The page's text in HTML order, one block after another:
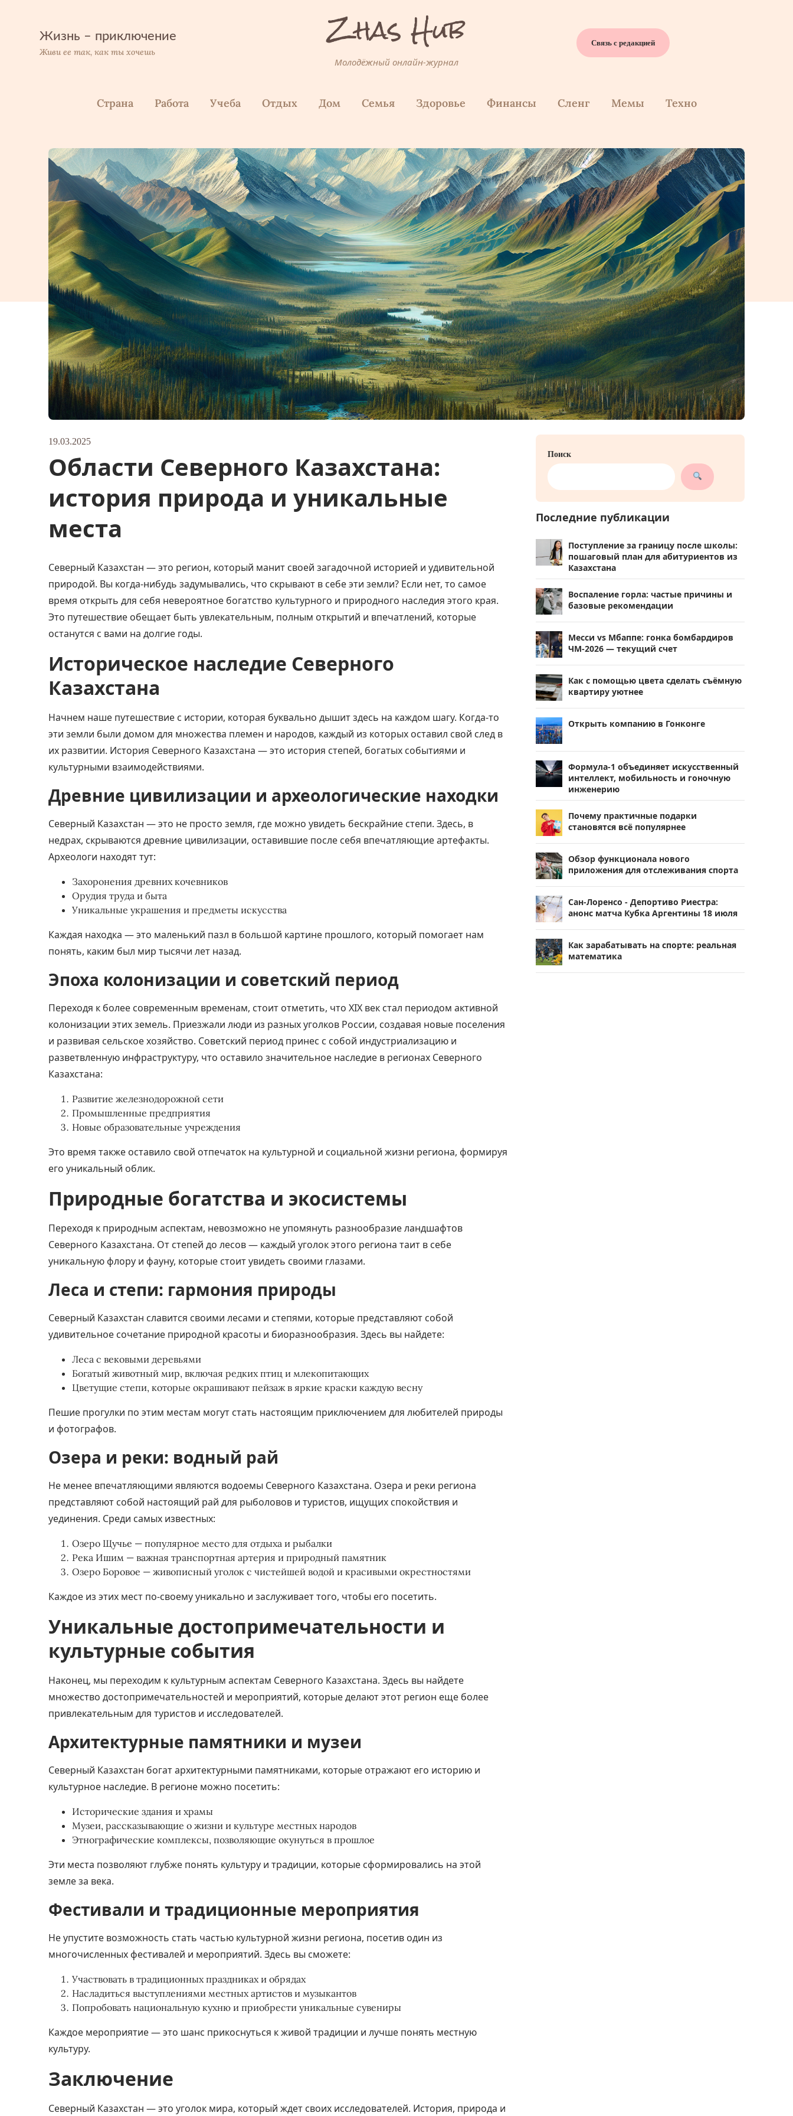
содержимомуЖизнь – приключение
Живи ее так, как ты хочешь Zhas Hub
Молодёжный онлайн-журнал
Связь с редакцией
Страна Работа Учеба Отдых Дом Семья Здоровье Финанcы Сленг Мемы Техно
19.03.2025
Области Северного Казахстана:
история природа и уникальные
места
Северный Казахстан — это регион, который манит своей загадочной историей и удивительной
природой. Вы когда-нибудь задумывались, что скрывают в себе эти земли? Если нет, то самое
время открыть для себя невероятное богатство культурного и природного наследия этого края.
Это путешествие обещает быть увлекательным, полным открытий и впечатлений, которые
останутся с вами на долгие годы.
Историческое наследие Северного
Казахстана
Начнем наше путешествие с истории, которая буквально дышит здесь на каждом шагу. Когда-то
эти земли были домом для множества племен и народов, каждый из которых оставил свой след в
их развитии. История Северного Казахстана — это история степей, богатых событиями и
культурными взаимодействиями.
Древние цивилизации и археологические находки
Северный Казахстан — это не просто земля, где можно увидеть бескрайние степи. Здесь, в
недрах, скрываются древние цивилизации, оставившие после себя впечатляющие артефакты.
Археологи находят тут:
Захоронения древних кочевников
Орудия труда и быта
Уникальные украшения и предметы искусства
Каждая находка — это маленький пазл в большой картине прошлого, который помогает нам
понять, каким был мир тысячи лет назад.
Эпоха колонизации и советский период
Переходя к более современным временам, стоит отметить, что XIX век стал периодом активной
колонизации этих земель. Приезжали люди из разных уголков России, создавая новые поселения
и развивая сельское хозяйство. Советский период принес с собой индустриализацию и
разветвленную инфраструктуру, что оставило значительное наследие в регионах Северного
Казахстана:
Развитие железнодорожной сети
Промышленные предприятия
Новые образовательные учреждения
Это время также оставило свой отпечаток на культурной и социальной жизни региона, формируя
его уникальный облик.
Природные богатства и экосистемы
Переходя к природным аспектам, невозможно не упомянуть разнообразие ландшафтов
Северного Казахстана. От степей до лесов — каждый уголок этого региона таит в себе
уникальную флору и фауну, которые стоит увидеть своими глазами.
Леса и степи: гармония природы
Северный Казахстан славится своими лесами и степями, которые представляют собой
удивительное сочетание природной красоты и биоразнообразия. Здесь вы найдете:
Леса с вековыми деревьями
Богатый животный мир, включая редких птиц и млекопитающих
Цветущие степи, которые окрашивают пейзаж в яркие краски каждую весну
Пешие прогулки по этим местам могут стать настоящим приключением для любителей природы
и фотографов.
Озера и реки: водный рай
Не менее впечатляющими являются водоемы Северного Казахстана. Озера и реки региона
представляют собой настоящий рай для рыболовов и туристов, ищущих спокойствия и
уединения. Среди самых известных:
Озеро Щучье — популярное место для отдыха и рыбалки
Река Ишим — важная транспортная артерия и природный памятник
Озеро Боровое — живописный уголок с чистейшей водой и красивыми окрестностями
Каждое из этих мест по-своему уникально и заслуживает того, чтобы его посетить.
Уникальные достопримечательности и
культурные события
Наконец, мы переходим к культурным аспектам Северного Казахстана. Здесь вы найдете
множество достопримечательностей и мероприятий, которые делают этот регион еще более
привлекательным для туристов и исследователей.
Архитектурные памятники и музеи
Северный Казахстан богат архитектурными памятниками, которые отражают его историю и
культурное наследие. В регионе можно посетить:
Исторические здания и храмы
Музеи, рассказывающие о жизни и культуре местных народов
Этнографические комплексы, позволяющие окунуться в прошлое
Эти места позволяют глубже понять культуру и традиции, которые сформировались на этой
земле за века.
Фестивали и традиционные мероприятия
Не упустите возможность стать частью культурной жизни региона, посетив один из
многочисленных фестивалей и мероприятий. Здесь вы сможете:
Участвовать в традиционных праздниках и обрядах
Насладиться выступлениями местных артистов и музыкантов
Попробовать национальную кухню и приобрести уникальные сувениры
Каждое мероприятие — это шанс прикоснуться к живой традиции и лучше понять местную
культуру.
Заключение
Северный Казахстан — это уголок мира, который ждет своих исследователей. История, природа и
Поиск
Последние публикации
Поступление за границу после школы:
пошаговый план для абитуриентов из
Казахстана
Воспаление горла: частые причины и
базовые рекомендации
Месси vs Мбаппе: гонка бомбардиров
ЧМ-2026 — текущий счет
Как с помощью цвета сделать съёмную
квартиру уютнее
Открыть компанию в Гонконге
Формула-1 объединяет искусственный
интеллект, мобильность и гоночную
инженерию
Почему практичные подарки
становятся всё популярнее
Обзор функционала нового
приложения для отслеживания спорта
Сан-Лоренсо - Депортиво Риестра:
анонс матча Кубка Аргентины 18 июля
Как зарабатывать на спорте: реальная
математика